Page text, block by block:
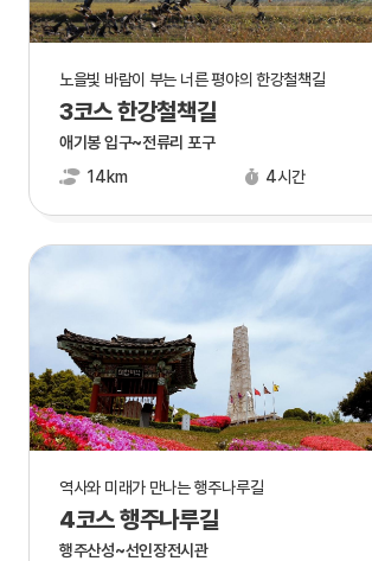
노을빛 바람이 부는 너른 평야의 한강철책길
3코스 한강철책길
애기봉 입구~전류리 포구
14km
4시간
역사와 미래가 만나는 행주나루길
4코스 행주나루길
행주산성~선인장전시관